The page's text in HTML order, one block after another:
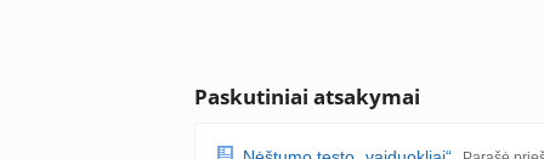
Paskutiniai atsakymai